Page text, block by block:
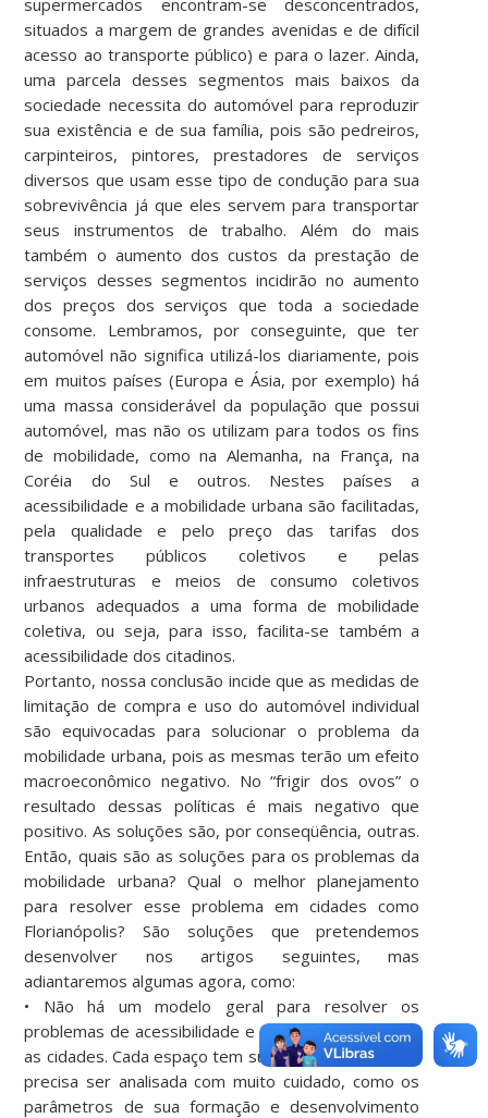
situados a margem de grandes avenidas e de difícil
acesso ao transporte público) e para o lazer. Ainda,
uma parcela desses segmentos mais baixos da
sociedade necessita do automóvel para reproduzir
sua existência e de sua família, pois são pedreiros,
carpinteiros, pintores, prestadores de serviços
diversos que usam esse tipo de condução para sua
sobrevivência já que eles servem para transportar
seus instrumentos de trabalho. Além do mais
também o aumento dos custos da prestação de
serviços desses segmentos incidirão no aumento
dos preços dos serviços que toda a sociedade
consome. Lembramos, por conseguinte, que ter
automóvel não significa utilizá-los diariamente, pois
em muitos países (Europa e Ásia, por exemplo) há
uma massa considerável da população que possui
automóvel, mas não os utilizam para todos os fins
de mobilidade, como na Alemanha, na França, na
Coréia do Sul e outros. Nestes países a
acessibilidade e a mobilidade urbana são facilitadas,
pela qualidade e pelo preço das tarifas dos
transportes públicos coletivos e pelas
infraestruturas e meios de consumo coletivos
urbanos adequados a uma forma de mobilidade
coletiva, ou seja, para isso, facilita-se também a
acessibilidade dos citadinos.
Portanto, nossa conclusão incide que as medidas de
limitação de compra e uso do automóvel individual
são equivocadas para solucionar o problema da
mobilidade urbana, pois as mesmas terão um efeito
macroeconômico negativo. No “frigir dos ovos” o
resultado dessas políticas é mais negativo que
positivo. As soluções são, por conseqüência, outras.
Então, quais são as soluções para os problemas da
mobilidade urbana? Qual o melhor planejamento
para resolver esse problema em cidades como
Florianópolis? São soluções que pretendemos
desenvolver nos artigos seguintes, mas
adiantaremos algumas agora, como:
• Não há um modelo geral para resolver os
problemas de acessibilidade e mobilidade em todas
as cidades. Cada espaço tem sua especificidade que
precisa ser analisada com muito cuidado, como os
parâmetros de sua formação e desenvolvimento